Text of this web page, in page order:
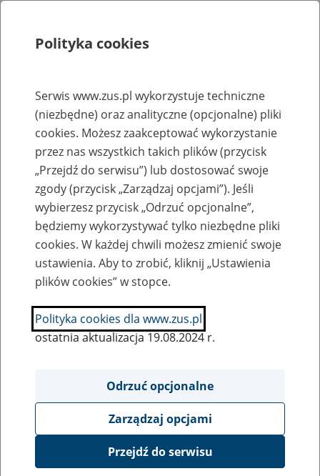
Rejestry, ewidencje i archiwa
Baza zlikwidowanych lub
przekształconych zakładów pracy
Nazwa zakładu pracy:
SZUKAJ
Ukryj wszystkie pozycje bazy
STYLGRAF sp. z o.o. w Gańsku
Polityka cookies
Serwis www.zus.pl wykorzystuje techniczne
(niezbędne) oraz analityczne (opcjonalne) pliki
cookies. Możesz zaakceptować wykorzystanie
przez nas wszystkich takich plików (przycisk
„Przejdź do serwisu”) lub dostosować swoje
zgody (przycisk „Zarządzaj opcjami”). Jeśli
wybierzesz przycisk „Odrzuć opcjonalne”,
będziemy wykorzystywać tylko niezbędne pliki
cookies. W każdej chwili możesz zmienić swoje
ustawienia. Aby to zrobić, kliknij „Ustawienia
plików cookies” w stopce.
Polityka cookies dla www.zus.pl
ostatnia aktualizacja 19.08.2024 r.
Odrzuć opcjonalne
Zarządzaj opcjami
Przejdź do serwisu